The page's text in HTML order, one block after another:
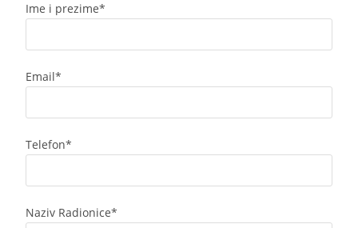
Ime i prezime*
Email*
Telefon*
Naziv Radionice*